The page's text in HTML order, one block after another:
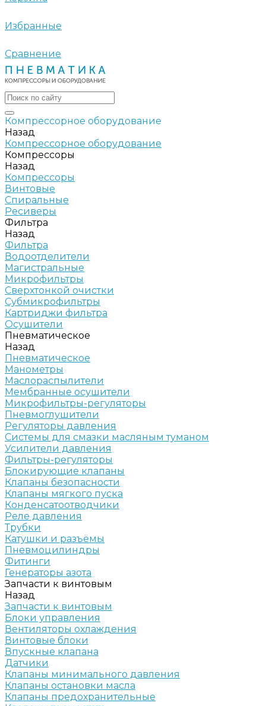
Избранные
Сравнение
Компрессорное оборудование
Назад
Компрессорное оборудование
Компрессоры
Назад
Компрессоры
Винтовые
Спиральные
Ресиверы
Фильтра
Назад
Фильтра
Водоотделители
Магистральные
Микрофильтры
Сверхтонкой очистки
Субмикрофильтры
Картриджи фильтра
Осушители
Пневматическое
Назад
Пневматическое
Манометры
Маслораспылители
Мембранные осушители
Микрофильтры-регуляторы
Пневмоглушители
Регуляторы давления
Системы для смазки масляным туманом
Усилители давления
Фильтры-регуляторы
Блокирующие клапаны
Клапаны безопасности
Клапаны мягкого пуска
Конденсатоотводчики
Реле давления
Трубки
Катушки и разъёмы
Пневмоцилиндры
Фитинги
Генераторы азота
Запчасти к винтовым
Назад
Запчасти к винтовым
Блоки управления
Вентиляторы охлаждения
Винтовые блоки
Впускные клапана
Датчики
Клапаны минимального давления
Клапаны остановки масла
Клапаны предохранительные